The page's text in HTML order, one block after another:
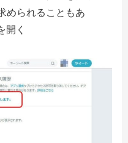
められることもあ
開く